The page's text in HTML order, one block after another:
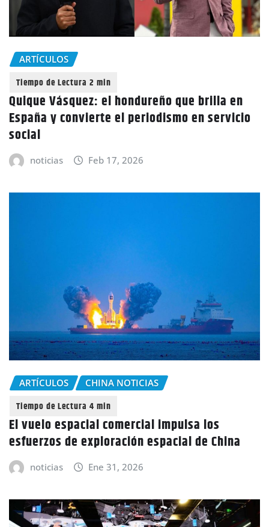
ARTÍCULOS
Quique Vásquez: el hondureño que brilla en
España y convierte el periodismo en servicio
social
noticias Feb 17, 2026
ARTÍCULOS CHINA NOTICIAS
El vuelo espacial comercial impulsa los
esfuerzos de exploración espacial de China
noticias Ene 31, 2026